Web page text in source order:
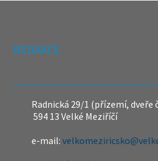
REDAKCE
Radnická 29/1 (přízemí, dveře
594 13 Velké Meziříčí
e-mail: